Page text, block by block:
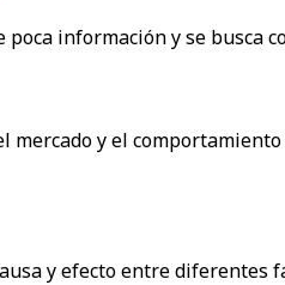
información y se busca
mercado y el
y efecto entre diferentes